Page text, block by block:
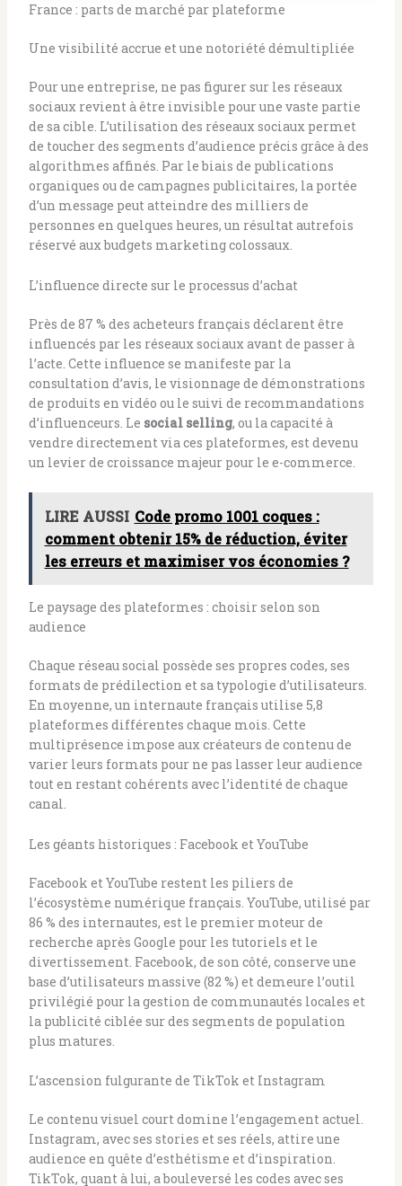
France : parts de marché par plateforme
Une visibilité accrue et une notoriété démultipliée
Pour une entreprise, ne pas figurer sur les réseaux
sociaux revient à être invisible pour une vaste partie
de sa cible. L’utilisation des réseaux sociaux permet
de toucher des segments d’audience précis grâce à des
algorithmes affinés. Par le biais de publications
organiques ou de campagnes publicitaires, la portée
d’un message peut atteindre des milliers de
personnes en quelques heures, un résultat autrefois
réservé aux budgets marketing colossaux.
L’influence directe sur le processus d’achat
Près de 87 % des acheteurs français déclarent être
influencés par les réseaux sociaux avant de passer à
l’acte. Cette influence se manifeste par la
consultation d’avis, le visionnage de démonstrations
de produits en vidéo ou le suivi de recommandations
d’influenceurs. Le social selling, ou la capacité à
vendre directement via ces plateformes, est devenu
un levier de croissance majeur pour le e-commerce.
LIRE AUSSI Code promo 1001 coques :
comment obtenir 15% de réduction, éviter
les erreurs et maximiser vos économies ?
Le paysage des plateformes : choisir selon son
audience
Chaque réseau social possède ses propres codes, ses
formats de prédilection et sa typologie d’utilisateurs.
En moyenne, un internaute français utilise 5,8
plateformes différentes chaque mois. Cette
multiprésence impose aux créateurs de contenu de
varier leurs formats pour ne pas lasser leur audience
tout en restant cohérents avec l’identité de chaque
canal.
Les géants historiques : Facebook et YouTube
Facebook et YouTube restent les piliers de
l’écosystème numérique français. YouTube, utilisé par
86 % des internautes, est le premier moteur de
recherche après Google pour les tutoriels et le
divertissement. Facebook, de son côté, conserve une
base d’utilisateurs massive (82 %) et demeure l’outil
privilégié pour la gestion de communautés locales et
la publicité ciblée sur des segments de population
plus matures.
L’ascension fulgurante de TikTok et Instagram
Le contenu visuel court domine l’engagement actuel.
Instagram, avec ses stories et ses réels, attire une
audience en quête d’esthétisme et d’inspiration.
TikTok, quant à lui, a bouleversé les codes avec ses